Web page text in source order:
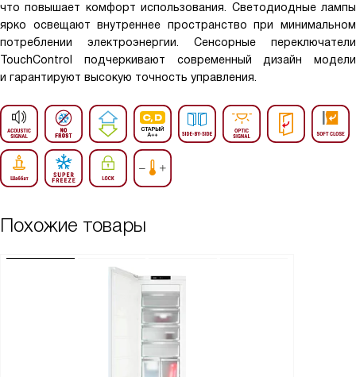
что повышает комфорт использования. Светодиодные лампы
ярко освещают внутреннее пространство при минимальном
потреблении электроэнергии. Сенсорные переключатели
TouchControl подчеркивают современный дизайн модели
и гарантируют высокую точность управления.
Похожие товары